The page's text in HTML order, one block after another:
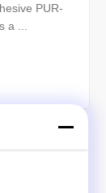
PUR-
...